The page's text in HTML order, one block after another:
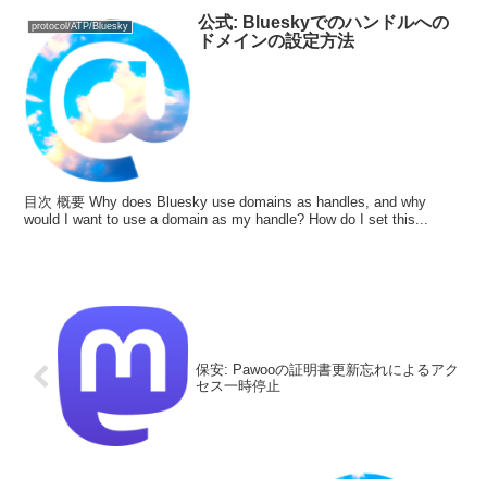
protocol/ATP/Bluesky
公式: Blueskyでのハンドルへの
ドメインの設定方法
目次 概要 Why does Bluesky use domains as handles, and why
would I want to use a domain as my handle? How do I set this...
保安: Pawooの証明書更新忘れによるアク
セス一時停止